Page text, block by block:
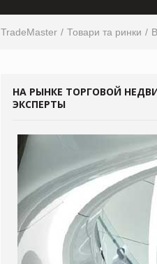
TradeMaster Товари та ринки
НА РЫНКЕ ТОРГОВОЙ
ЭКСПЕРТЫ